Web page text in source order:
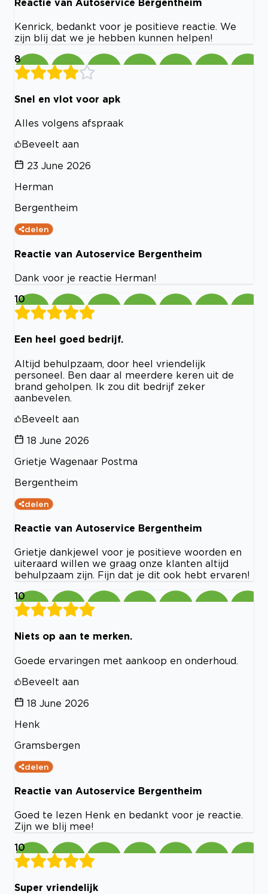
Reactie van Autoservice Bergentheim
Kenrick, bedankt voor je positieve reactie. We
zijn blij dat we je hebben kunnen helpen!
8
Snel en vlot voor apk
Alles volgens afspraak
Beveelt aan
23 June 2026
Herman
Bergentheim
delen
Reactie van Autoservice Bergentheim
Dank voor je reactie Herman!
10
Een heel goed bedrijf.
Altijd behulpzaam, door heel vriendelijk
personeel. Ben daar al meerdere keren uit de
brand geholpen. Ik zou dit bedrijf zeker
aanbevelen.
Beveelt aan
18 June 2026
Grietje Wagenaar Postma
Bergentheim
delen
Reactie van Autoservice Bergentheim
Grietje dankjewel voor je positieve woorden en
uiteraard willen we graag onze klanten altijd
behulpzaam zijn. Fijn dat je dit ook hebt ervaren!
10
Niets op aan te merken.
Goede ervaringen met aankoop en onderhoud.
Beveelt aan
18 June 2026
Henk
Gramsbergen
delen
Reactie van Autoservice Bergentheim
Goed te lezen Henk en bedankt voor je reactie.
Zijn we blij mee!
10
Super vriendelijk